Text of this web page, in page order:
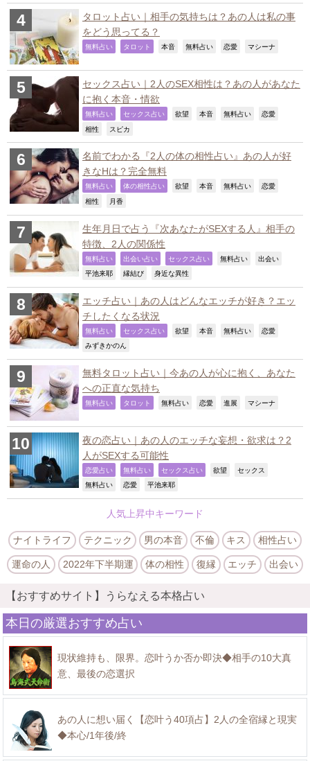
タロット占い｜相手の気持ちは？あの人は私の事
をどう思ってる？
無料占い タロット 本音 無料占い 恋愛 マシーナ
セックス占い｜2人のSEX相性は？あの人があなた
に抱く本音・情欲
無料占い セックス占い 欲望 本音 無料占い 恋愛
相性 スピカ
名前でわかる『2人の体の相性占い』あの人が好
きなHは？完全無料
無料占い 体の相性占い 欲望 本音 無料占い 恋愛
相性 月香
生年月日で占う『次あなたがSEXする人』相手の
特徴、2人の関係性
無料占い 出会い占い セックス占い 無料占い 出会い
平池来耶 縁結び 身近な異性
エッチ占い｜あの人はどんなエッチが好き？エッ
チしたくなる状況
無料占い セックス占い 欲望 本音 無料占い 恋愛
みずきかのん
無料タロット占い｜今あの人が心に抱く、あなた
への正直な気持ち
無料占い タロット 無料占い 恋愛 進展 マシーナ
夜の恋占い｜あの人のエッチな妄想・欲求は？2
人がSEXする可能性
恋愛占い 無料占い セックス占い 欲望 セックス
無料占い 恋愛 平池来耶
人気上昇中キーワード
ナイトライフ テクニック 男の本音 不倫 キス 相性占い
運命の人 2022年下半期運 体の相性 復縁 エッチ 出会い
【おすすめサイト】うらなえる本格占い
本日の厳選おすすめ占い
現状維持も、限界。恋叶うか否か即決◆相手の10大真
意、最後の恋選択
あの人に想い届く【恋叶う40項占】2人の全宿縁と現実
◆本心/1年後/終